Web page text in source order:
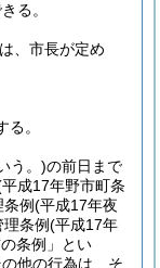
る。
、市長が定め
。
う。)の前日まで
成17年野市町条
例(平成17年夜
条例(平成17年
条例」とい
他の行為は、そ